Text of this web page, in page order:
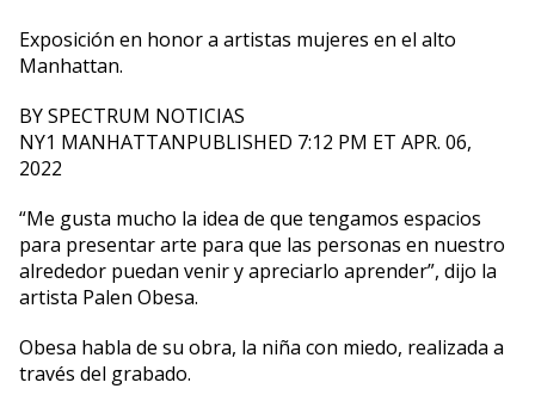
Exposición en honor a artistas mujeres en el alto
Manhattan.
BY SPECTRUM NOTICIAS
NY1 MANHATTANPUBLISHED 7:12 PM ET APR. 06,
2022
“Me gusta mucho la idea de que tengamos espacios
para presentar arte para que las personas en nuestro
alrededor puedan venir y apreciarlo aprender”, dijo la
artista Palen Obesa.
Obesa habla de su obra, la niña con miedo, realizada a
través del grabado.